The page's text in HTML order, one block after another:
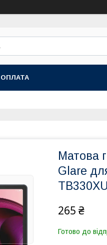
ОПЛАТА
Матова
Glare
265 ₴
Готово до